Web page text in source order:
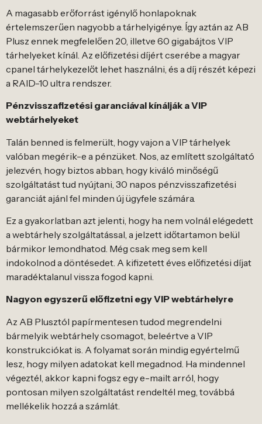
A magasabb erőforrást igénylő honlapoknak
értelemszerűen nagyobb a tárhelyigénye. Így aztán az AB
Plusz ennek megfelelően 20, illetve 60 gigabájtos VIP
tárhelyeket kínál. Az előfizetési díjért cserébe a magyar
cpanel tárhelykezelőt lehet használni, és a díj részét képezi
a RAID-10 ultra rendszer.
Pénzvisszafizetési garanciával kínálják a VIP
webtárhelyeket
Talán benned is felmerült, hogy vajon a VIP tárhelyek
valóban megérik-e a pénzüket. Nos, az említett szolgáltató
jelezvén, hogy biztos abban, hogy kiváló minőségű
szolgáltatást tud nyújtani, 30 napos pénzvisszafizetési
garanciát ajánl fel minden új ügyfele számára.
Ez a gyakorlatban azt jelenti, hogy ha nem volnál elégedett
a webtárhely szolgáltatással, a jelzett időtartamon belül
bármikor lemondhatod. Még csak meg sem kell
indokolnod a döntésedet. A kifizetett éves előfizetési díjat
maradéktalanul vissza fogod kapni.
Nagyon egyszerű előfizetni egy VIP webtárhelyre
Az AB Plusztól papírmentesen tudod megrendelni
bármelyik webtárhely csomagot, beleértve a VIP
konstrukciókat is. A folyamat során mindig egyértelmű
lesz, hogy milyen adatokat kell megadnod. Ha mindennel
végeztél, akkor kapni fogsz egy e-mailt arról, hogy
pontosan milyen szolgáltatást rendeltél meg, továbbá
mellékelik hozzá a számlát.